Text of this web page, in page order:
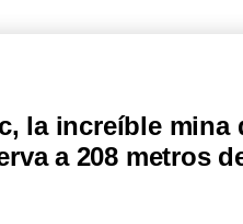
la increíble mina
a 208 metros